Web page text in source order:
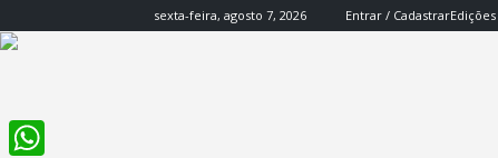
sexta-feira, agosto 7, 2026 Entrar / Cadastrar